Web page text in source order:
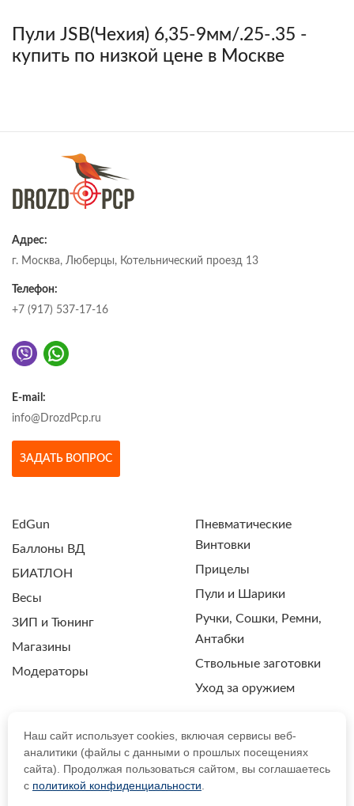
Пули JSB(Чехия) 6,35-9мм/.25-.35 -
купить по низкой цене в Москве
Адрес:
г. Москва, Люберцы, Котельнический проезд 13
Телефон:
+7 (917) 537-17-16
E-mail:
info@DrozdPcp.ru
ЗАДАТЬ ВОПРОС
EdGun
Баллоны ВД
БИАТЛОН
Весы
ЗИП и Тюнинг
Магазины
Модераторы
Пневматические
Винтовки
Прицелы
Пули и Шарики
Ручки, Сошки, Ремни,
Антабки
Ствольные заготовки
Уход за оружием
ПОЛИТИКА КОНФИДЕНЦИАЛЬНОСТИ
Наш сайт использует cookies, включая сервисы веб-
аналитики (файлы с данными о прошлых посещениях
сайта). Продолжая пользоваться сайтом, вы соглашаетесь
с политикой конфиденциальности